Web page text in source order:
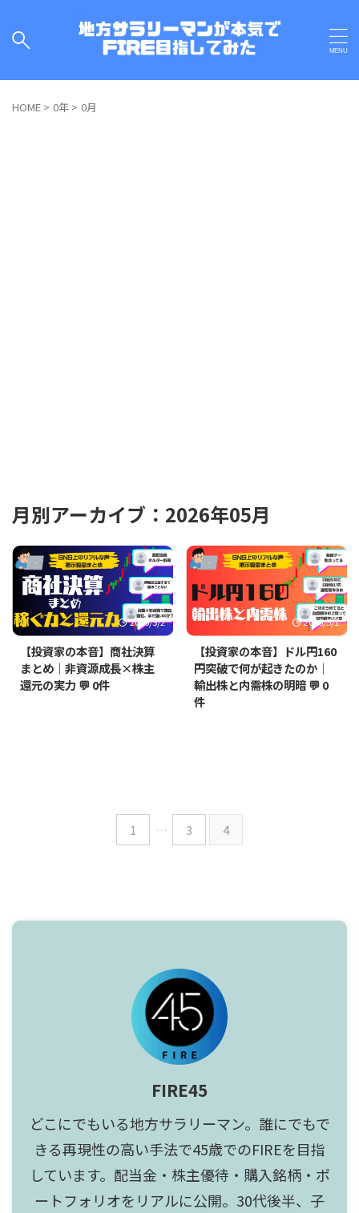
HOME > 0年 > 0月
月別アーカイブ：2026年05月
2026/5/2
【投資家の本音】商社決算
まとめ｜非資源成長×株主
還元の実力 💬 0件
2026/5/1
【投資家の本音】ドル円160
円突破で何が起きたのか｜
輸出株と内需株の明暗💬 0
件
1 … 3 4
FIRE45
どこにでもいる地方サラリーマン。誰にでもで
きる再現性の高い手法で45歳でのFIREを目指
しています。配当金・株主優待・購入銘柄・ポ
ートフォリオをリアルに公開。30代後半、子